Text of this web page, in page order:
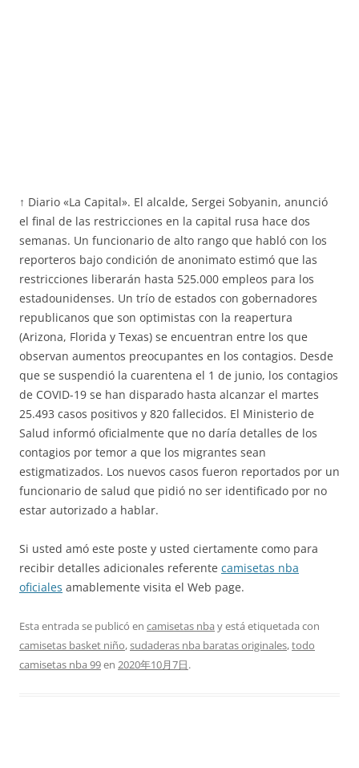
↑ Diario «La Capital». El alcalde, Sergei Sobyanin, anunció
el final de las restricciones en la capital rusa hace dos
semanas. Un funcionario de alto rango que habló con los
reporteros bajo condición de anonimato estimó que las
restricciones liberarán hasta 525.000 empleos para los
estadounidenses. Un trío de estados con gobernadores
republicanos que son optimistas con la reapertura
(Arizona, Florida y Texas) se encuentran entre los que
observan aumentos preocupantes en los contagios. Desde
que se suspendió la cuarentena el 1 de junio, los contagios
de COVID-19 se han disparado hasta alcanzar el martes
25.493 casos positivos y 820 fallecidos. El Ministerio de
Salud informó oficialmente que no daría detalles de los
contagios por temor a que los migrantes sean
estigmatizados. Los nuevos casos fueron reportados por un
funcionario de salud que pidió no ser identificado por no
estar autorizado a hablar.
Si usted amó este poste y usted ciertamente como para
recibir detalles adicionales referente camisetas nba
oficiales amablemente visita el Web page.
Esta entrada se publicó en camisetas nba y está etiquetada con
camisetas basket niño,sudaderas nba baratas originales,todo
camisetas nba 99en 2020年10月7日.